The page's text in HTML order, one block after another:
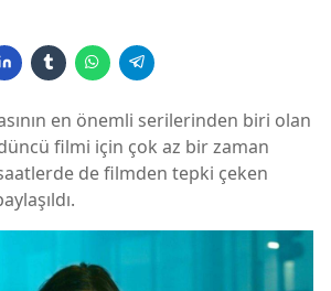
en önemli serilerinden biri olan
filmi için çok az bir zaman
de filmden tepki çeken